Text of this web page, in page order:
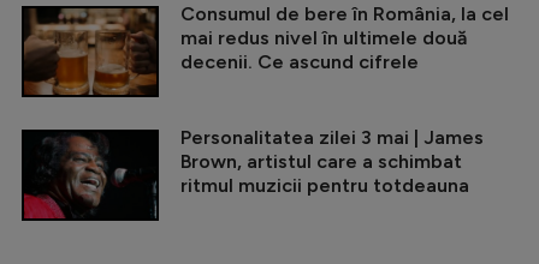
Consumul de bere în România, la cel
mai redus nivel în ultimele două
decenii. Ce ascund cifrele
Personalitatea zilei 3 mai | James
Brown, artistul care a schimbat
ritmul muzicii pentru totdeauna